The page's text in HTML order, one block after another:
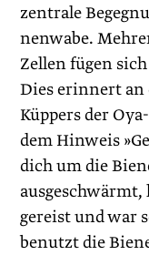
zentrale
nenwabe.
Zellen fügen
Dies erinnert an
Küppers der
dem Hinweis
dich um die
ausgeschwärmt,
gereist und war
benutzt die